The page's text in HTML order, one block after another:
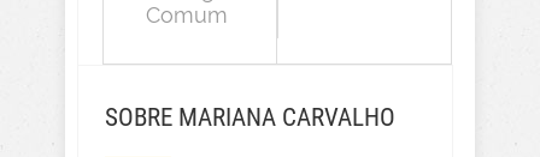
Comum
SOBRE MARIANA CARVALHO